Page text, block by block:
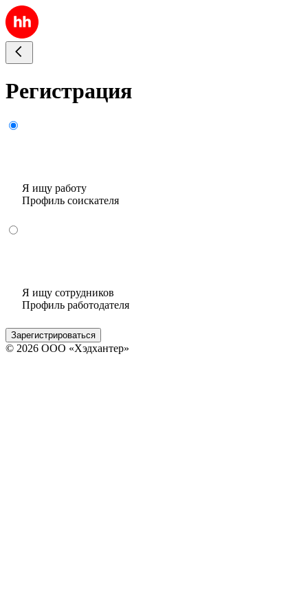
Регистрация
Я ищу работу
Профиль соискателя
Я ищу сотрудников
Профиль работодателя
Зарегистрироваться
© 2026 ООО «Хэдхантер»